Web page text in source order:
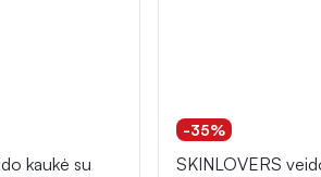
kaukė su
-35%
SKINLOVERS